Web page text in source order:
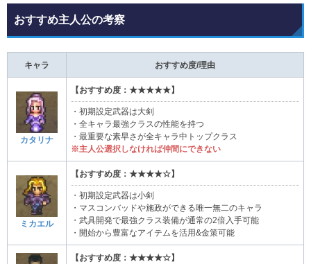
おすすめ主人公の考察
キャラ おすすめ度/理由
カタリナ
【おすすめ度：★★★★★】
・初期設定武器は大剣
・全キャラ最強クラスの性能を持つ
・最重要な素早さが全キャラ中トップクラス
※主人公選択しなければ仲間にできない
ミカエル
【おすすめ度：★★★★☆】
・初期設定武器は小剣
・マスコンバッドや施政ができる唯一無二のキャラ
・武具開発で最強クラス装備が通常の2倍入手可能
・開始から豊富なアイテムを活用&金策可能
【おすすめ度：★★★★☆】